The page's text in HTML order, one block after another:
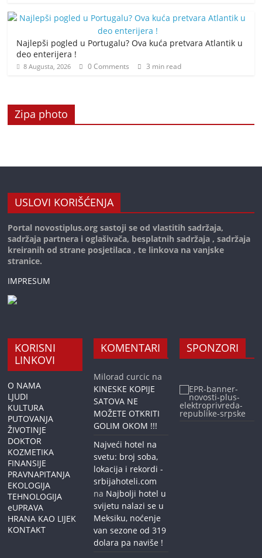
Najlepši pogled u Portugalu? Ova kuća pretvara Atlantik u
deo enterijera !
8 Augusta, 2026 0 Comments 3 min read
Zipa photo
USLOVI KORIŠĆENJA
Portal novostiplus.org sastoji se od vlastitih sadržaja,
sadržaja partnera i oglašivača, besplatnih sadržaja , sadržaja
kreiranih od strane posjetilaca , te linkova na vanjske
stranice.
IMPRESUM
KORISNI
LINKOVI
O NAMA
LJUDI
KULTURA
PUTOVANJA
ŽIVOTINJE
DOKTOR
KOZMETIKA
FINANSIJE
PRAVNAPITANJA
EKOLOGIJA
TEHNOLOGIJA
eUPRAVA
HRANA KAO LIJEK
KONTAKT
KOMENTARI
Milorad curcic na
KINESKE KOPIJE
SATOVA NE
MOŽETE OTKRITI
GOLIM OKOM !!!
Najveći hotel na
svetu: broj soba,
lokacija i rekordi -
srbijahoteli.com
na Najbolji hotel u
svijetu nalazi se u
Meksiku, noćenje
van sezone od 319
dolara pa naviše !
SPONZORI